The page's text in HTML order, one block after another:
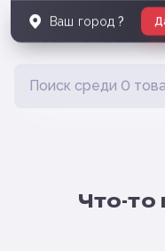
Что-то
Ваш город ?